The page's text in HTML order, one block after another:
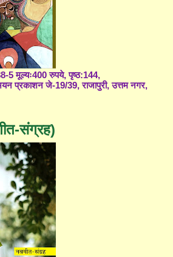
5 मूल्यः400 रुपये, पृष्ठ:144,
प्रकाशन जे-19/39, राजापुरी, उत्तम नगर,
संग्रह)